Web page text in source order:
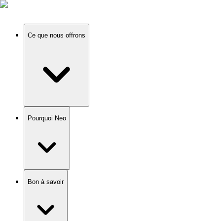
Ce que nous offrons
Pourquoi Neo
Bon à savoir